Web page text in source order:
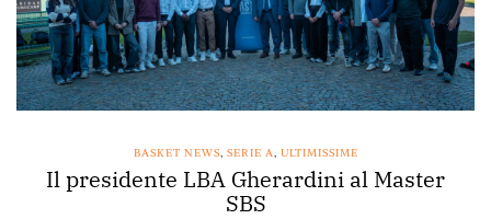
BASKET NEWS SERIE A ULTIMISSIME
Il presidente LBA Gherardini al Master
SBS